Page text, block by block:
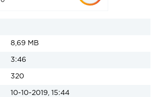
8,69 MB
3:46
320
10-10-2019, 15:44